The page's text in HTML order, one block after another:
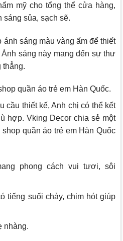
mỹ cho tổng thể cửa hàng,
sáng sủa, sạch sẽ.
ánh sáng màu vàng ấm để thiết
sáng này mang đến sự thư
thẳng.
quần áo trẻ em Hàn Quốc.
cầu thiết kế, Anh chị có thể kết
hợp. Vking Decor chia sẻ một
quần áo trẻ em Hàn Quốc
phong cách vui tươi, sôi
tiếng suối chảy, chim hót giúp
nhàng.